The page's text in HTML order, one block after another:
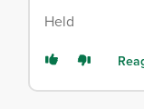
Held